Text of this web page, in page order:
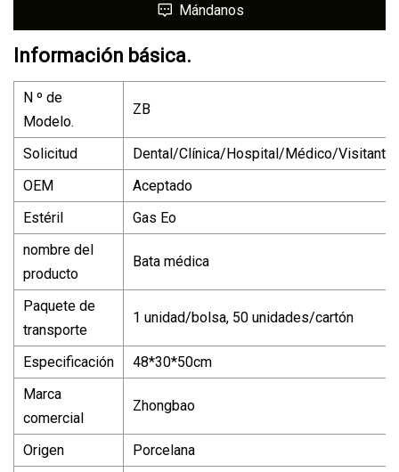
Mándanos
Información básica.
N º de
Modelo.
ZB
Solicitud
Dental/Clínica/Hospital/Médico/
OEM
Aceptado
Estéril
Gas Eo
nombre del
producto
Bata médica
Paquete de
transporte
1 unidad/bolsa, 50 unidades/cartón
Especificación
48*30*50cm
Marca
comercial
Zhongbao
Origen
Porcelana